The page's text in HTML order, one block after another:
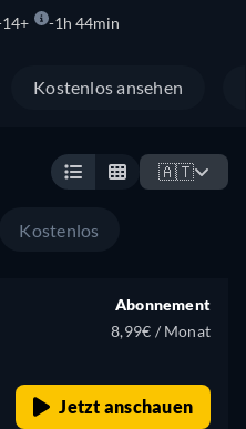
14+ 1h 44min
Kostenlos ansehen
🇦🇹
Kostenlos
Abonnement
8,99€ / Monat
Jetzt anschauen